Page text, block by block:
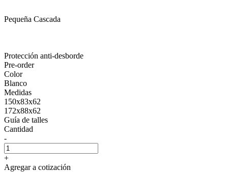
Pequeña Cascada
Protección anti-desborde
Pre-order
Color
Blanco
Medidas
150x83x62
172x88x62
Guía de talles
Cantidad
-
+
Agregar a cotización